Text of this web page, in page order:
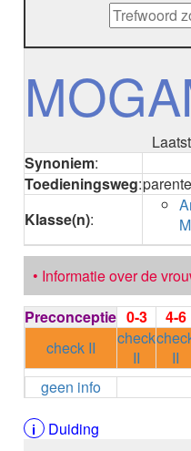
ADALIMUMAB
ADAPALEEN
ADAPALEEN /
ADENOSINE
AESCINE
AFLIBERCEPT
AFLIBERCEPT
AGALSIDASE bèta
AGOMELATINE
ALBIGLUTIDE
ALBUTREPENONACOG
Stollingsfactor IX; Factor
ALCOHOL
ETHANOL
ALECTINIB
ALEMTUZUMAB
ALENDRONAAT/VIT D3
Synoniem:
Toedieningsweg:
Klasse(n):
• Informatie over de
Preconceptie 0-3 4-6
check II
check
II
II
geen info
Duiding